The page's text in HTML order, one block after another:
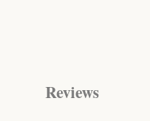
Reviews